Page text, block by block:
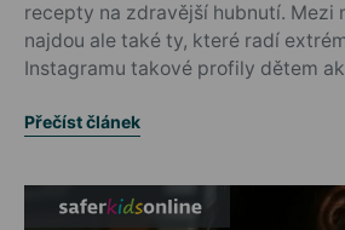
recepty na zdravější hubnutí. Mezi
najdou ale také ty, které radí
Instagramu takové profily dětem
Přečíst článek